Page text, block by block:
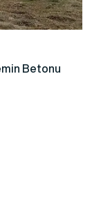
Betonu